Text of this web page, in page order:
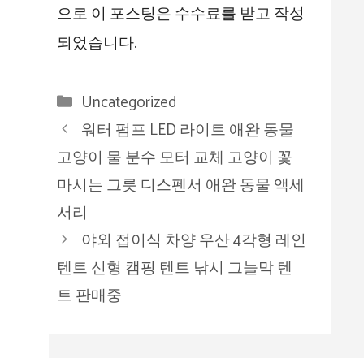
으로 이 포스팅은 수수료를 받고 작성
되었습니다.
카
테
고
리
Uncategorized
워터 펌프 LED 라이트 애완 동물
고양이 물 분수 모터 교체 고양이 꽃
마시는 그릇 디스펜서 애완 동물 액세
서리
야외 접이식 차양 우산 4각형 레인
텐트 신형 캠핑 텐트 낚시 그늘막 텐
트 판매중